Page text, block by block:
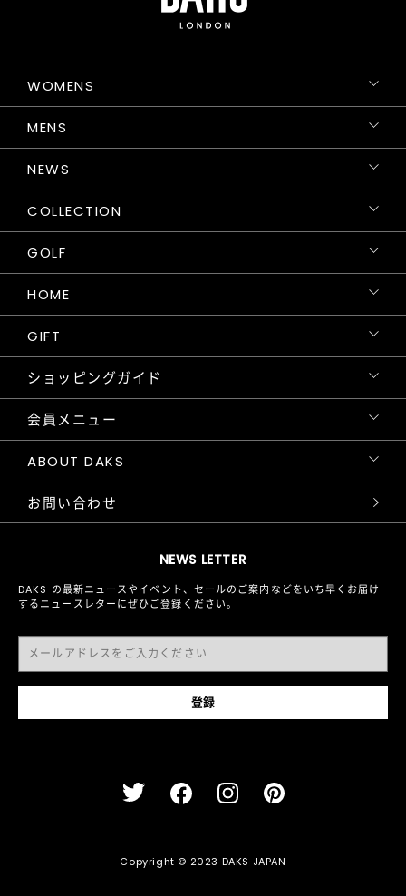
NEWS LETTER
DAKS の最新ニュースやイベント、セールのご案内などをいち早くお届け
するニュースレターにぜひご登録ください。
WOMENS
MENS
NEWS
COLLECTION
GOLF
HOME
GIFT
ショッピングガイド
会員メニュー
ABOUT DAKS
お問い合わせ
Copyright © 2023 DAKS JAPAN